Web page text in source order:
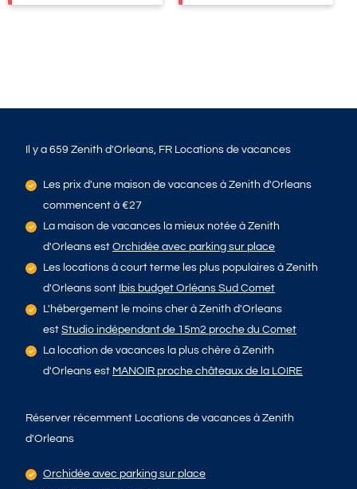
Il y a 659 Zenith d'Orleans, FR Locations de vacances
Les prix d'une maison de vacances à Zenith d'Orleans
commencent à €27
La maison de vacances la mieux notée à Zenith
d'Orleans est Orchidée avec parking sur place
Les locations à court terme les plus populaires à Zenith
d'Orleans sont Ibis budget Orléans Sud Comet
L'hébergement le moins cher à Zenith d'Orleans
est Studio indépendant de 15m2 proche du Comet
La location de vacances la plus chère à Zenith
d'Orleans est MANOIR proche châteaux de la LOIRE
Réserver récemment Locations de vacances à Zenith
d'Orleans
Orchidée avec parking sur place